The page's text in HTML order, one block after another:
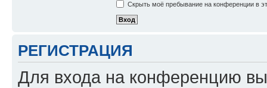
Скрыть моё пребывание на конференции в
РЕГИСТРАЦИЯ
Для входа на конференцию